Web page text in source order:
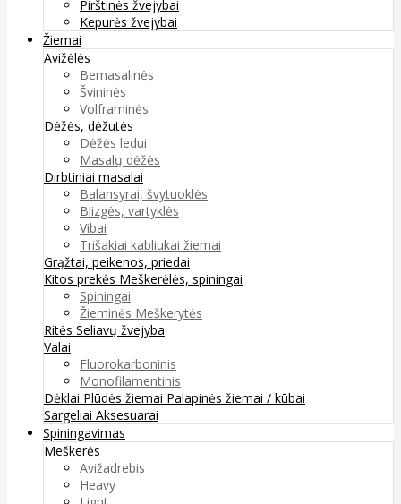
Pirštinės žvejybai
Kepurės žvejybai
Žiemai
Avižėlės
Bemasalinės
Švininės
Volframinės
Dėžės, dėžutės
Dėžės ledui
Masalų dėžės
Dirbtiniai masalai
Balansyrai, švytuoklės
Blizgės, vartyklės
Vibai
Trišakiai kabliukai žiemai
Grąžtai, peikenos, priedai
Kitos prekės Meškerėlės, spiningai
Spiningai
Žieminės Meškerytės
Ritės Seliavų žvejyba
Valai
Fluorokarboninis
Monofilamentinis
Dėklai Plūdės žiemai Palapinės žiemai / kūbai
Sargeliai Aksesuarai
Spiningavimas
Meškerės
Avižadrebis
Heavy